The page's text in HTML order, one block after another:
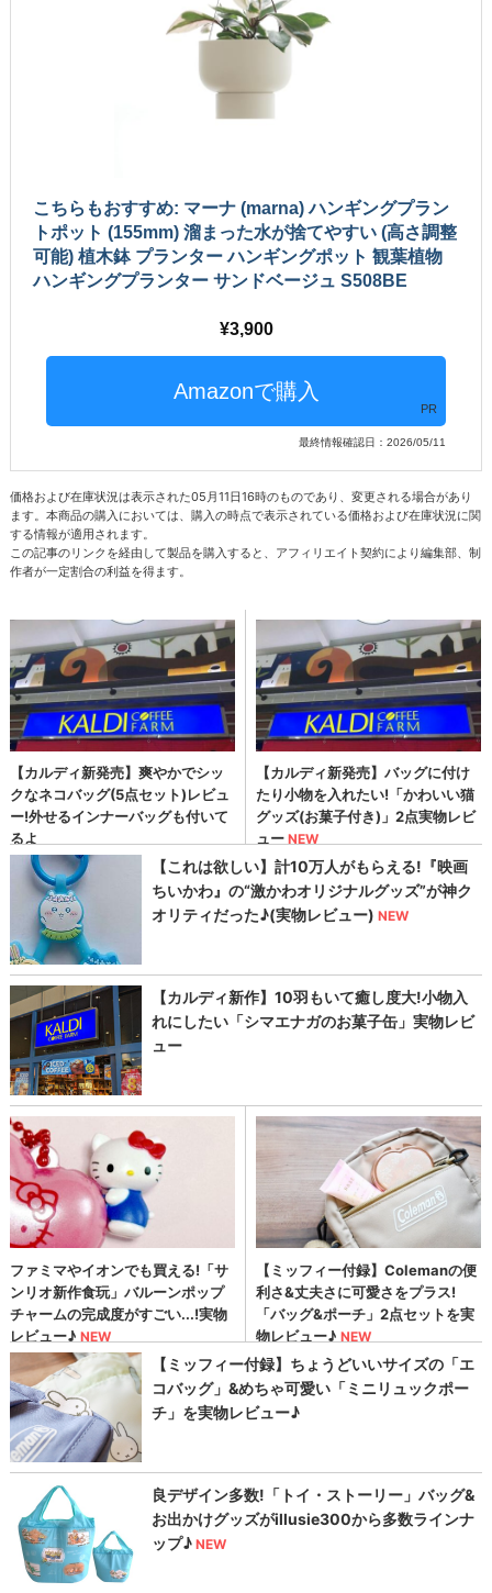
こちらもおすすめ: マーナ (marna) ハンギングプラン
トポット (155mm) 溜まった水が捨てやすい (高さ調整
可能) 植木鉢 プランター ハンギングポット 観葉植物
ハンギングプランター サンドベージュ S508BE
3,900
PR
最終情報確認日：2026/05/11
価格および在庫状況は表示された05月11日16時のものであり、変更される場合があり
ます。本商品の購入においては、購入の時点で表示されている価格および在庫状況に関
する情報が適用されます。
この記事のリンクを経由して製品を購入すると、アフィリエイト契約により編集部、制
作者が一定割合の利益を得ます。